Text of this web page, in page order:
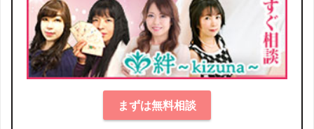
まずは無料相談